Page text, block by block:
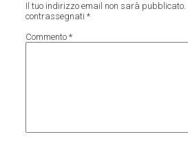
Il tuo indirizzo email non sarà pubblicato.
contrassegnati*
Commento*